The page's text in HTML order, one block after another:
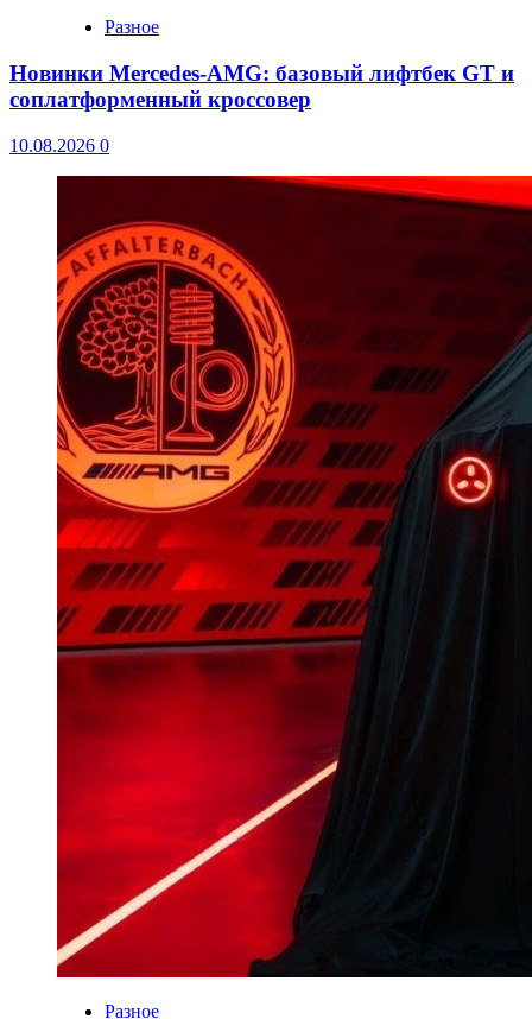
Разное
Новинки Mercedes-AMG: базовый лифтбек GT и
соплатформенный кроссовер
10.08.2026 0
Разное